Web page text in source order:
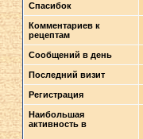
Спасибок
Комментариев к
рецептам
Сообщений в день
Последний визит
Регистрация
Наибольшая
активность в